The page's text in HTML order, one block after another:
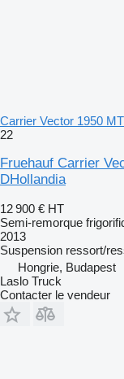
Carrier Vector 1950
22
Fruehauf Carrier
DHollandia
12 900 € HT
Semi-remorque
2013
Suspension ressort/
Hongrie, Budapest
Laslo Truck
Contacter le vendeur